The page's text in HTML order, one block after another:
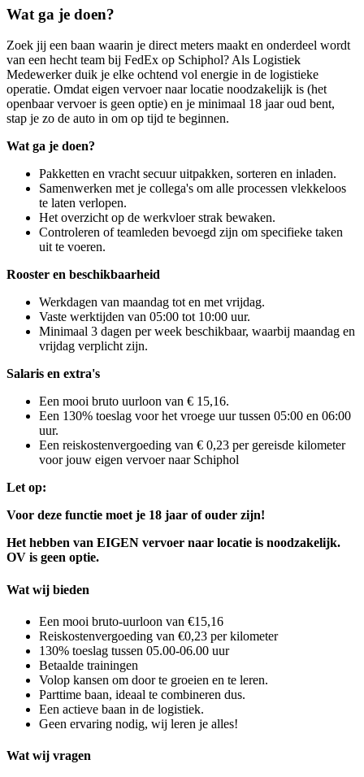
Wat ga je doen?
Zoek jij een baan waarin je direct meters maakt en onderdeel wordt
van een hecht team bij FedEx op Schiphol? Als Logistiek
Medewerker duik je elke ochtend vol energie in de logistieke
operatie. Omdat eigen vervoer naar locatie noodzakelijk is (het
openbaar vervoer is geen optie) en je minimaal 18 jaar oud bent,
stap je zo de auto in om op tijd te beginnen.
Wat ga je doen?
Pakketten en vracht secuur uitpakken, sorteren en inladen.
Samenwerken met je collega's om alle processen vlekkeloos
te laten verlopen.
Het overzicht op de werkvloer strak bewaken.
Controleren of teamleden bevoegd zijn om specifieke taken
uit te voeren.
Rooster en beschikbaarheid
Werkdagen van maandag tot en met vrijdag.
Vaste werktijden van 05:00 tot 10:00 uur.
Minimaal 3 dagen per week beschikbaar, waarbij maandag en
vrijdag verplicht zijn.
Salaris en extra's
Een mooi bruto uurloon van € 15,16.
Een 130% toeslag voor het vroege uur tussen 05:00 en 06:00
uur.
Een reiskostenvergoeding van € 0,23 per gereisde kilometer
voor jouw eigen vervoer naar Schiphol
Let op:
Voor deze functie moet je 18 jaar of ouder zijn!
Het hebben van EIGEN vervoer naar locatie is noodzakelijk.
OV is geen optie.
Wat wij bieden
Een mooi bruto-uurloon van €15,16
Reiskostenvergoeding van €0,23 per kilometer
130% toeslag tussen 05.00-06.00 uur
Betaalde trainingen
Volop kansen om door te groeien en te leren.
Parttime baan, ideaal te combineren dus.
Een actieve baan in de logistiek.
Geen ervaring nodig, wij leren je alles!
Wat wij vragen